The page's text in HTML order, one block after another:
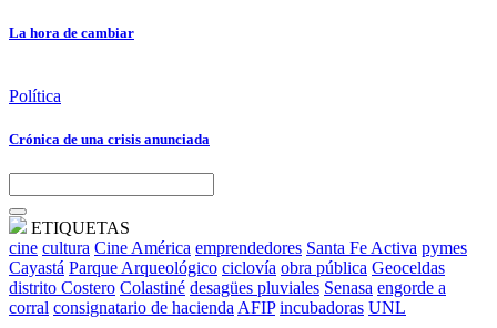
La hora de cambiar
Política
Crónica de una crisis anunciada
ETIQUETAS
cine cultura Cine América emprendedores Santa Fe Activa pymes
Cayastá Parque Arqueológico ciclovía obra pública Geoceldas
distrito Costero Colastiné desagües pluviales Senasa engorde a
corral consignatario de hacienda AFIP incubadoras UNL